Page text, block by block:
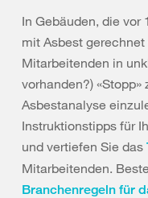
In Gebäuden, die vor
mit Asbest
Mitarbeitenden in
vorhanden?)
Asbestanalyse
Instruktionstipps für
und vertiefen Sie das
Mitarbeitenden.
Branchenregeln für